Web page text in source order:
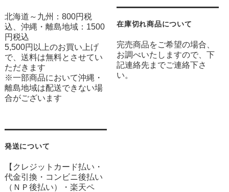
北海道～九州：800円税
込、沖縄・離島地域：1500
円税込
5,500円以上のお買い上げ
で、送料は無料とさせてい
ただきます
※一部商品において沖縄・
離島地域は配送できない場
合がございます
発送について
【クレジットカード払い・
代金引換・コンビニ後払い
（ＮＰ後払い）・楽天ペ
在庫切れ商品について
完売商品をご希望の場合、
お調べいたしますので、下
記連絡先までご連絡下さ
い。